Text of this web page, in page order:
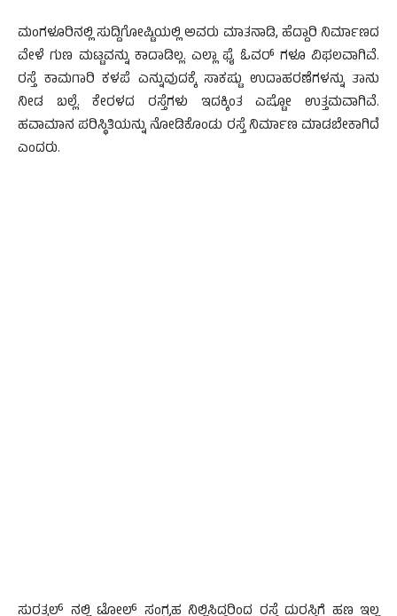
ಮಂಗಳೂರಿನಲ್ಲಿ ಸುದ್ದಿಗೋಷ್ಟಿಯಲ್ಲಿ ಅವರು ಮಾತನಾಡಿ, ಹೆದ್ದಾರಿ ನಿರ್ಮಾಣದ
ವೇಳೆ ಗುಣ ಮಟ್ಟವನ್ನು ಕಾದಾಡಿಲ್ಲ. ಎಲ್ಲಾ ಫೈ ಓವರ್ ಗಳೂ ವಿಫಲವಾಗಿವೆ.
ರಸ್ತೆ ಕಾಮಗಾರಿ ಕಳಪೆ ಎನ್ನುವುದಕ್ಕೆ ಸಾಕಷ್ಟು ಉದಾಹರಣೆಗಳನ್ನು ತಾನು
ನೀಡ ಬಲ್ಲೆ. ಕೇರಳದ ರಸ್ತೆಗಳು ಇದಕ್ಕಿಂತ ಎಷ್ಟೋ ಉತ್ತಮವಾಗಿವೆ.
ಹವಾಮಾನ ಪರಿಸ್ಥಿತಿಯನ್ನು ನೋಡಿಕೊಂಡು ರಸ್ತೆ ನಿರ್ಮಾಣ ಮಾಡಬೇಕಾಗಿದೆ
ಎಂದರು.